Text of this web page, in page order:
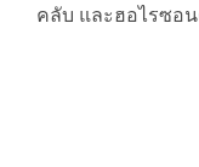
คลับ และฮอไรซอ